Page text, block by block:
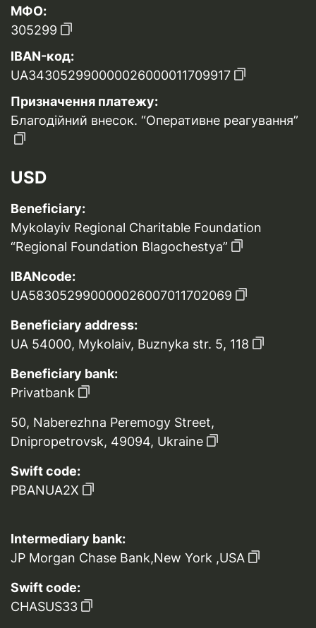
МФО:
305299
IBAN-код:
UA343052990000026000011709917
Призначення платежу:
Благодійний внесок. “Оперативне реагування”
USD
Beneficiary:
Mykolayiv Regional Charitable Foundation
“Regional Foundation Blagochestya”
IBANcode:
UA583052990000026007011702069
Beneficiary address:
UA 54000, Mykolaiv, Buznyka str. 5, 118
Beneficiary bank:
Privatbank
50, Naberezhna Peremogy Street,
Dnipropetrovsk, 49094, Ukraine
Swift code:
PBANUA2X
Intermediary bank:
JP Morgan Chase Bank,New York ,USA
Swift code:
CHASUS33